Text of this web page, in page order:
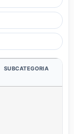
SUBCATEGORIA